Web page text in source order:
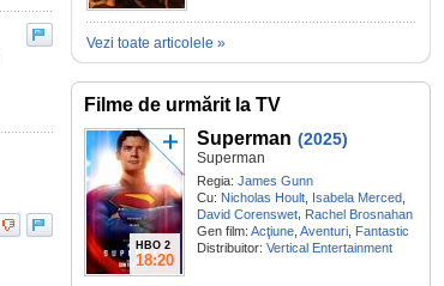
Vezi toate articolele »
Filme de urmărit la TV
HBO 2
18:20
Superman (2025)
Superman
Regia: James Gunn
Cu: Nicholas Hoult Isabela Merced
David Corenswet, Rachel Brosnahan
Gen film: Acţiune Aventuri Fantastic
Distribuitor: Vertical Entertainment